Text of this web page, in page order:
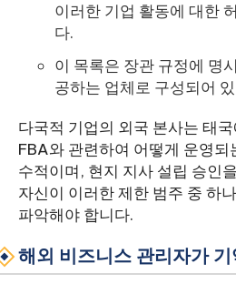
이러한 기업 활동에 대한
다.
이 목록은 장관 규정에 명
공하는 업체로 구성되어
다국적 기업의 외국 본사는 태
FBA와 관련하여 어떻게 운영되
수적이며, 현지 지사 설립 승인
자신이 이러한 제한 범주 중 하
파악해야 합니다.
해외 비즈니스 관리자가